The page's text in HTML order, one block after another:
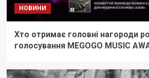
НОВИНИ
Хто отримає головні нагороди
голосування MEGOGO MUSIC